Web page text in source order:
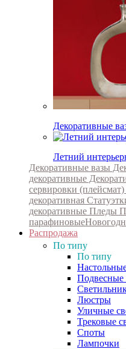
Декоративные
Летний
Декоративные вазы
декоративные
сервировки (плейсмат)
декоративная
декоративные Пледы
парафиновые
Распродажа
По типу
По типу
Подвесные
Люстры
Уличные
Трековые
Споты
Лампочки